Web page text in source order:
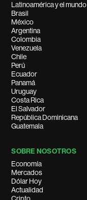
Latinoamérica y el mundo
Brasil
México
Argentina
Colombia
Venezuela
Chile
Perú
Ecuador
Panamá
Uruguay
Costa Rica
El Salvador
República Dominicana
Guatemala
SOBRE NOSOTROS
Economía
Mercados
Dólar Hoy
Actualidad